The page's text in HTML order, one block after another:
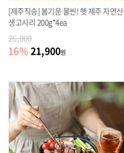
[제주직송] 봄기운 물씬! 햇 제주 자연산
생고사리 200g*4ea
26,000
16% 21,900원